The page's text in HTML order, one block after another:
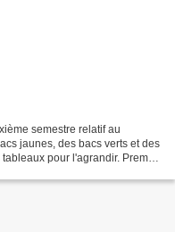
semestre relatif au
jaunes, des bacs verts et des
pour l'agrandir. Premier